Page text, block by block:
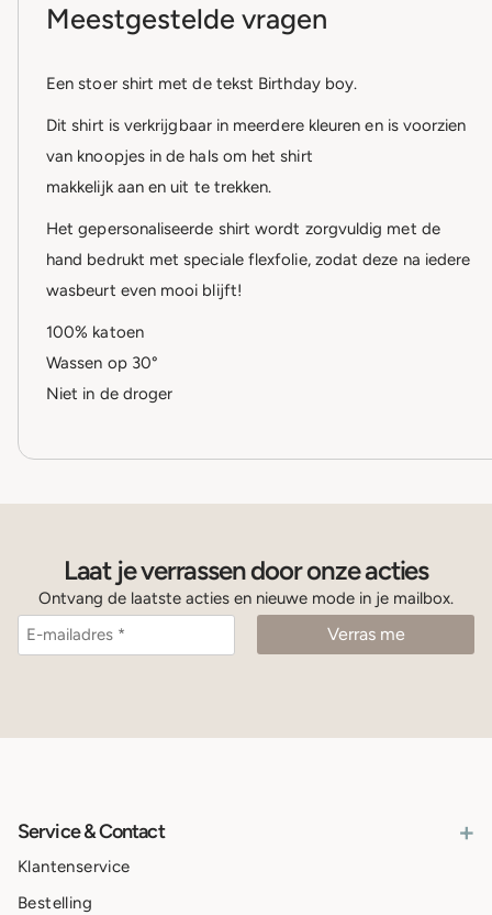
Meestgestelde vragen
Een stoer shirt met de tekst Birthday boy.
Dit shirt is verkrijgbaar in meerdere kleuren en is voorzien
van knoopjes in de hals om het shirt
makkelijk aan en uit te trekken.
Het gepersonaliseerde shirt wordt zorgvuldig met de
hand bedrukt met speciale flexfolie, zodat deze na iedere
wasbeurt even mooi blijft!
100% katoen
Wassen op 30°
Niet in de droger
Laat je verrassen door onze acties
Ontvang de laatste acties en nieuwe mode in je mailbox.
Service & Contact +
Klantenservice
Bestelling